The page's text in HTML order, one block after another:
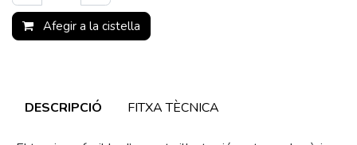
Afegir a la cistella
DESCRIPCIÓ FITXA TÈCNICA